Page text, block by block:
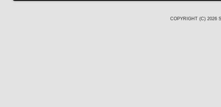
COPYRIGHT (C) 2026